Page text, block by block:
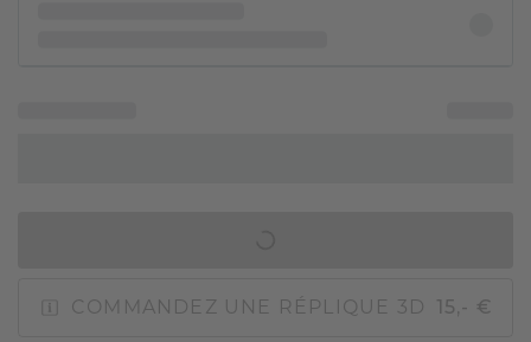
COMMANDEZ UNE RÉPLIQUE 3D 15,- €